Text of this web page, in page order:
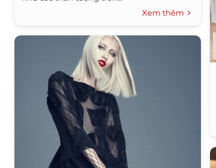
Xem thêm